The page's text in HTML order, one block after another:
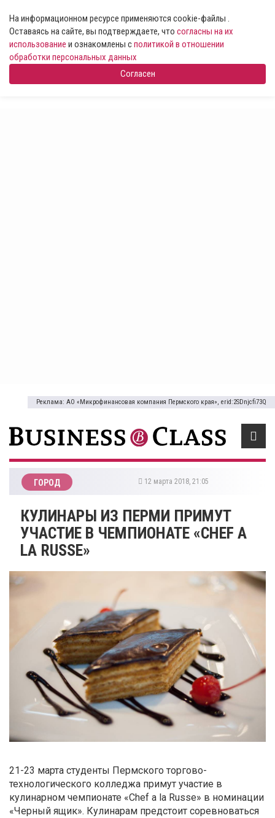
На информационном ресурсе применяются cookie-файлы .
Оставаясь на сайте, вы подтверждаете, что согласны на их
использование и ознакомлены сполитикой в отношении
обработки персональных данных
Согласен
Реклама: АО «Микрофинансовая компания Пермского края», erid:2SDnjcfi73Q
ГОРОД 12 марта 2018, 21:05
КУЛИНАРЫ ИЗ ПЕРМИ ПРИМУТ
УЧАСТИЕ В ЧЕМПИОНАТЕ «CHEF A
LA RUSSE»
21-23 марта студенты Пермского торгово-
технологического колледжа примут участие в
кулинарном чемпионате «Chef a la Russe» в номинации
«Черный ящик». Кулинарам предстоит соревноваться